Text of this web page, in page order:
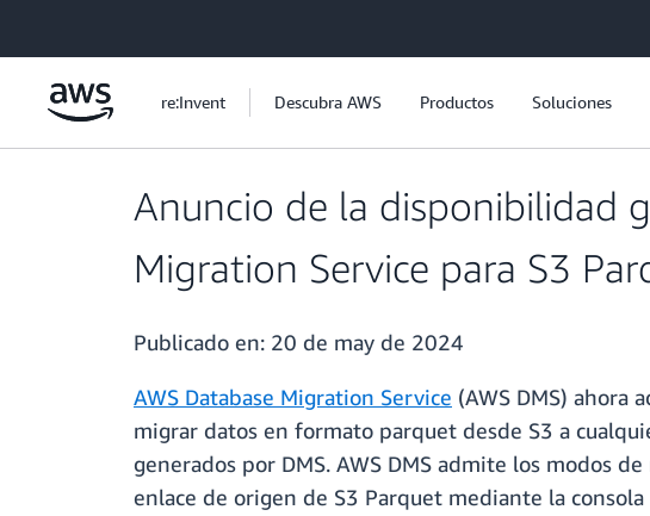
re:Invent Descubra AWS Productos Soluciones
Anuncio de la disponibilidad
Migration Service para S3
Publicado en: 20 de may de 2024
AWS Database Migration Service (AWS DMS) ahora
migrar datos en formato parquet desde S3 a
generados por DMS. AWS DMS admite los modos
enlace de origen de S3 Parquet mediante la consola